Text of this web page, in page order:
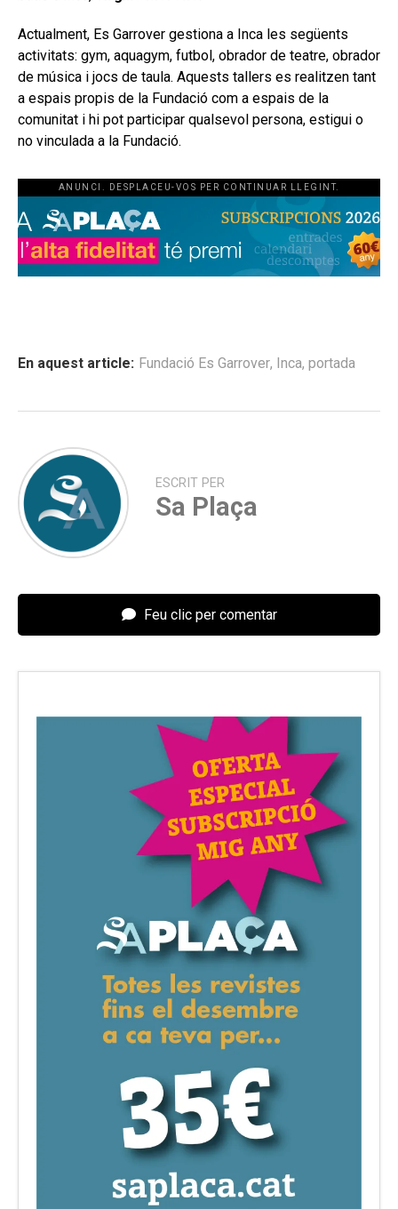
Actualment, Es Garrover gestiona a Inca les següents
activitats: gym, aquagym, futbol, obrador de teatre, obrador
de música i jocs de taula. Aquests tallers es realitzen tant
a espais propis de la Fundació com a espais de la
comunitat i hi pot participar qualsevol persona, estigui o
no vinculada a la Fundació.
ANUNCI. DESPLACEU-VOS PER CONTINUAR LLEGINT.
En aquest article: Fundació Es Garrover, Inca, portada
ESCRIT PER
Sa Plaça
Feu clic per comentar